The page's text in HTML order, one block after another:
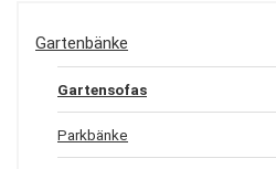
Gartenbänke
Gartensofas
Parkbänke